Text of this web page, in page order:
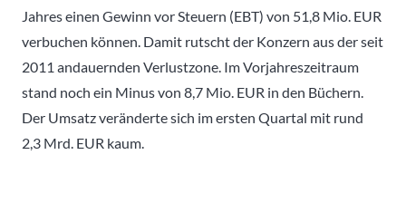
Jahres einen Gewinn vor Steuern (EBT) von 51,8 Mio. EUR
verbuchen können. Damit rutscht der Konzern aus der seit
2011 andauernden Verlustzone. Im Vorjahreszeitraum
stand noch ein Minus von 8,7 Mio. EUR in den Büchern.
Der Umsatz veränderte sich im ersten Quartal mit rund
2,3 Mrd. EUR kaum.